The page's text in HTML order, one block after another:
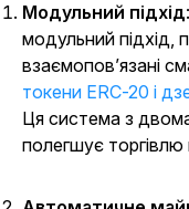
Модульний підхід
модульний підхід,
взаємопов’язані
токени ERC-20 і
Ця система з
полегшує торгівлю